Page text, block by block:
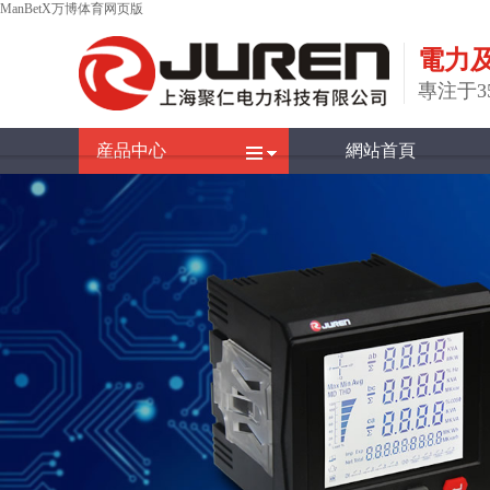
ManBetX万博体育网页版
電力
專注于
産品中心 網站首頁